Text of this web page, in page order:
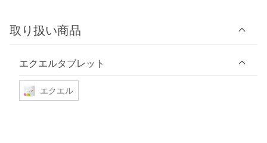
取り扱い商品
エクエルタブレット
エクエル